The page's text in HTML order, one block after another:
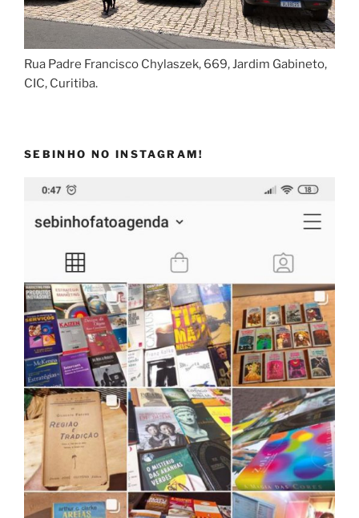
Rua Padre Francisco Chylaszek, 669, Jardim Gabineto,
CIC, Curitiba.
SEBINHO NO INSTAGRAM!